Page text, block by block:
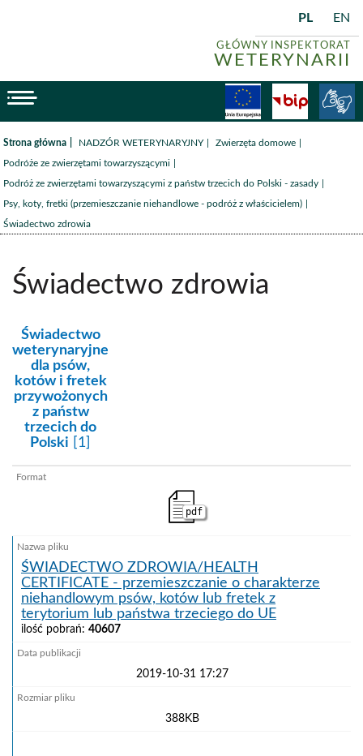
GŁÓWNY INSPEKTORAT
WETERYNARII
PL EN
BiP
Strona główna /NADZÓR WETERYNARYJNY /Zwierzęta domowe
Podróże ze zwierzętami towarzyszącymi
Podróż ze zwierzętami towarzyszącymi z państw trzecich do Polski - zasady
Psy, koty, fretki (przemieszczanie niehandlowe - podróż z właścicielem)
Świadectwo zdrowia
Świadectwo zdrowia
kategoria:
Świadectwo
weterynaryjne
dla psów,
kotów i fretek
przywożonych
z państw
trzecich do
Polski [1]
pdf
ŚWIADECTWO ZDROWIA/HEALTH
CERTIFICATE - przemieszczanie o charakterze
niehandlowym psów, kotów lub fretek z
terytorium lub państwa trzeciego do UE
ilość pobrań: 40607
2019-10-31 17:27
388KB